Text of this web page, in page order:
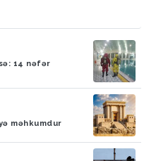
14 nəfər
məhkumdur